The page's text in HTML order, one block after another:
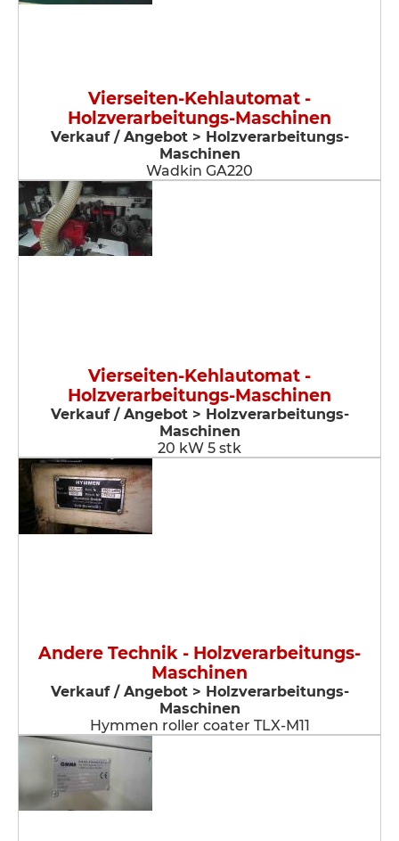
Vierseiten-Kehlautomat -
Holzverarbeitungs-Maschinen
Verkauf / Angebot > Holzverarbeitungs-
Maschinen
Wadkin GA220
Vierseiten-Kehlautomat -
Holzverarbeitungs-Maschinen
Verkauf / Angebot > Holzverarbeitungs-
Maschinen
20 kW 5 stk
Andere Technik - Holzverarbeitungs-
Maschinen
Verkauf / Angebot > Holzverarbeitungs-
Maschinen
Hymmen roller coater TLX-M11